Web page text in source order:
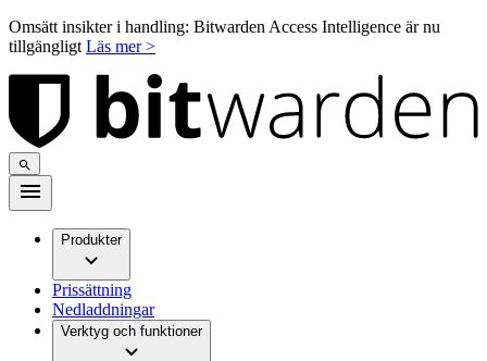
Omsätt insikter i handling: Bitwarden Access Intelligence är nu
tillgängligt Läs mer >
Produkter
Prissättning
Nedladdningar
Verktyg och funktioner